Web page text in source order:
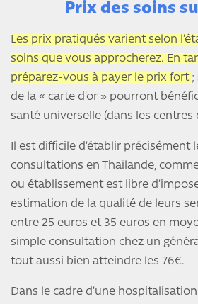
Prix des soins
Les prix pratiqués varient selon
soins que vous approcherez. En
préparez-vous à payer le prix fort ;
de la « carte d’or » pourront
santé universelle (dans les centres
Il est difficile d’établir précisément
consultations en Thaïlande,
ou établissement est libre
estimation de la qualité de leurs
entre 25 euros et 35 euros en
simple consultation chez un
tout aussi bien atteindre les 76€.
Dans le cadre d’une